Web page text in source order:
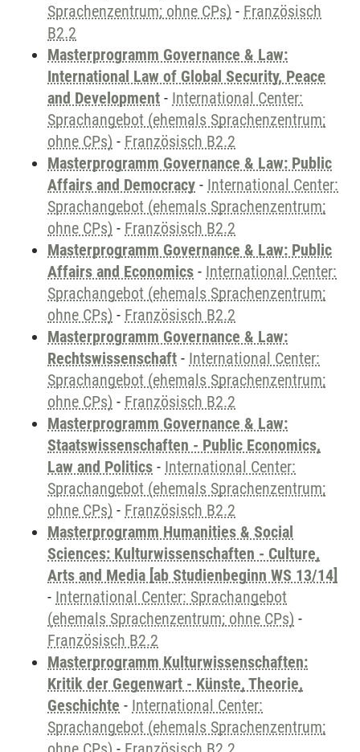
Sprachenzentrum; ohne CPs) - Französisch
B2.2
Masterprogramm Governance & Law:
International Law of Global Security, Peace
and Development - International Center:
Sprachangebot (ehemals Sprachenzentrum;
ohne CPs) - Französisch B2.2
Masterprogramm Governance & Law: Public
Affairs and Democracy - International Center:
Sprachangebot (ehemals Sprachenzentrum;
ohne CPs) - Französisch B2.2
Masterprogramm Governance & Law: Public
Affairs and Economics - International Center:
Sprachangebot (ehemals Sprachenzentrum;
ohne CPs) - Französisch B2.2
Masterprogramm Governance & Law:
Rechtswissenschaft - International Center:
Sprachangebot (ehemals Sprachenzentrum;
ohne CPs) - Französisch B2.2
Masterprogramm Governance & Law:
Staatswissenschaften - Public Economics,
Law and Politics - International Center:
Sprachangebot (ehemals Sprachenzentrum;
ohne CPs) - Französisch B2.2
Masterprogramm Humanities & Social
Sciences: Kulturwissenschaften - Culture,
Arts and Media [ab Studienbeginn WS 13/14]
- International Center: Sprachangebot
(ehemals Sprachenzentrum; ohne CPs) -
Französisch B2.2
Masterprogramm Kulturwissenschaften:
Kritik der Gegenwart - Künste, Theorie,
Geschichte - International Center:
Sprachangebot (ehemals Sprachenzentrum;